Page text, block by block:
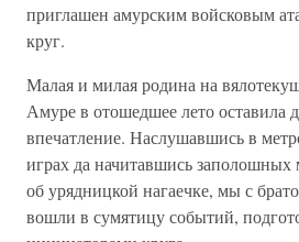
приглашен амурским войсковым
круг.
Малая и милая родина на
Амуре в отошедшее лето оставила
впечатление. Наслушавшись в
играх да начитавшись заполошных
об урядницкой нагаечке, мы с
вошли в сумятицу событий,